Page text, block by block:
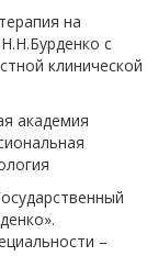
на
с
клинической
академия
–